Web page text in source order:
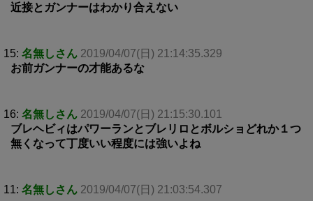
近接とガンナーはわかり合えない
15: 名無しさん 2019/04/07(日) 21:14:35.329
お前ガンナーの才能あるな
16: 名無しさん 2019/04/07(日) 21:15:30.101
ブレヘビィはパワーランとブレリロとボルショどれか１つ
無くなって丁度いい程度には強いよね
11: 名無しさん 2019/04/07(日) 21:03:54.307